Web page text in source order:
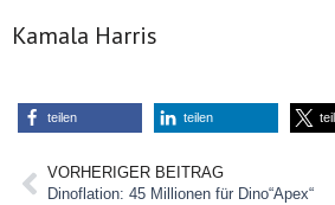
Kamala Harris
teilen teilen
VORHERIGER BEITRAG
Dinoflation: 45 Millionen für Dino“Apex“